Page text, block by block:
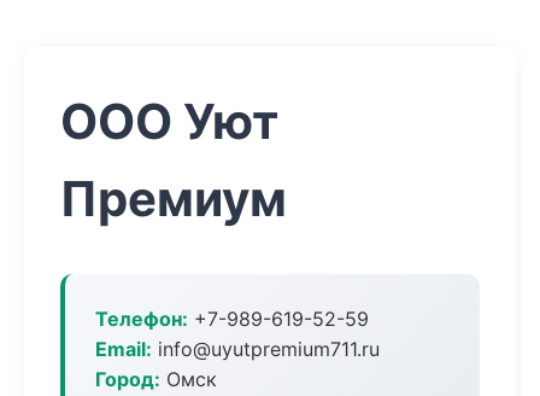
ООО Уют
Премиум
Телефон: +7-989-619-52-59
Email: info@uyutpremium711.ru
Город: Омск